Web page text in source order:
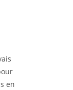
en